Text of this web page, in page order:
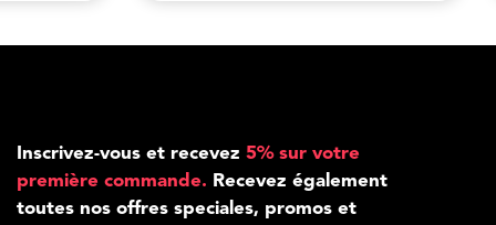
Inscrivez-vous et recevez 5% sur votre
première commande. Recevez également
toutes nos offres speciales, promos et